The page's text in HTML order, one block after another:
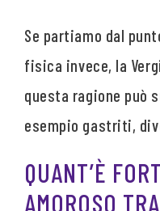
Se partiamo dal
fisica invece, la
questa ragione può
esempio gastriti,
QUANT’È
AMOROSO